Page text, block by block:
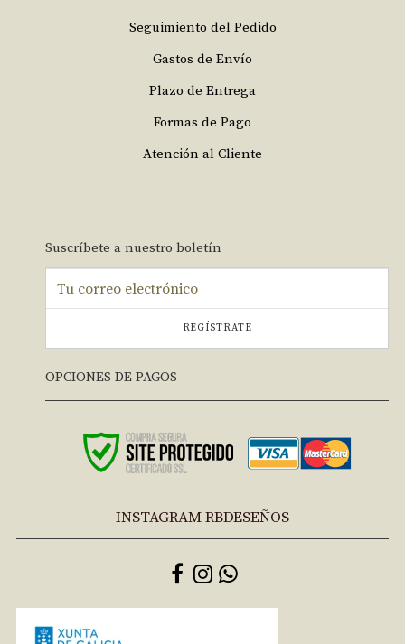
Seguimiento del Pedido
Gastos de Envío
Plazo de Entrega
Formas de Pago
Atención al Cliente
Suscríbete a nuestro boletín
REGÍSTRATE
OPCIONES DE PAGOS
INSTAGRAM RBDESEÑOS